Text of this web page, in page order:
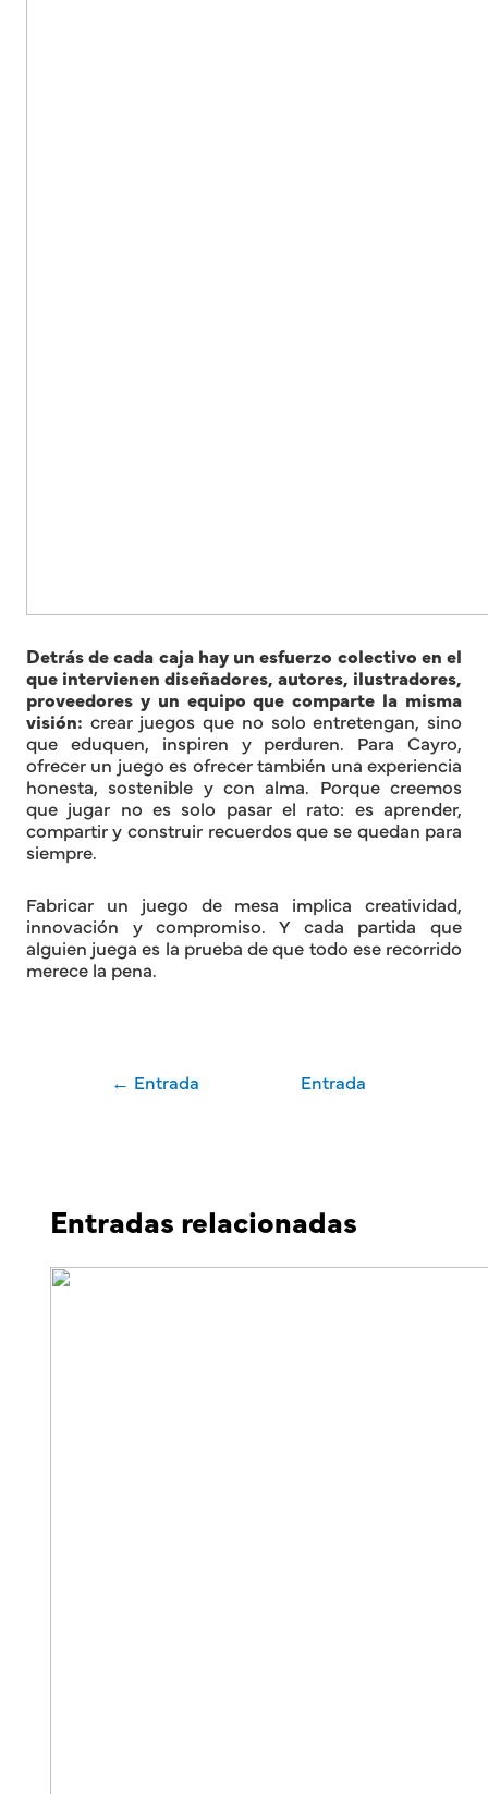
Detrás de cada caja hay un esfuerzo colectivo en el
que intervienen diseñadores, autores, ilustradores,
proveedores y un equipo que comparte la misma
visión: crear juegos que no solo entretengan, sino
que eduquen, inspiren y perduren. Para Cayro,
ofrecer un juego es ofrecer también una experiencia
honesta, sostenible y con alma. Porque creemos
que jugar no es solo pasar el rato: es aprender,
compartir y construir recuerdos que se quedan para
siempre.
Fabricar un juego de mesa implica creatividad,
innovación y compromiso. Y cada partida que
alguien juega es la prueba de que todo ese recorrido
merece la pena.
← Entrada
Entrada
Entradas relacionadas